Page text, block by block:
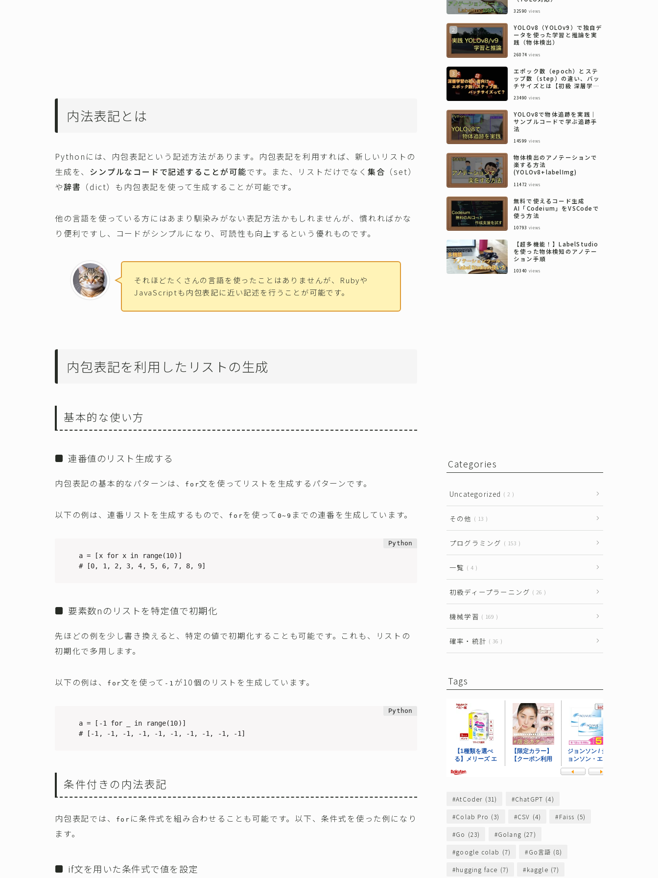
内法表記とは
Pythonには、内包表記という記述方法があります。内包表記を利用すれば、新しいリストの
生成を、 シンプルなコードで記述することが可能です。また、リストだけでなく 集合 （set）
や辞書 （dict）も内包表記を使って生成することが可能です。
他の言語を使っている方にはあまり馴染みがない表記方法かもしれませんが、慣れればかな
り便利ですし、コードがシンプルになり、可読性も向上するという優れものです。
それほどたくさんの言語を使ったことはありませんが、Rubyや
JavaScriptも内包表記に近い記述を行うことが可能です。
内包表記を利用したリストの生成
基本的な使い方
連番値のリスト生成する
内包表記の基本的なパターンは、 for文を使ってリストを生成するパターンです。
以下の例は、連番リストを生成するもので、 for を使って 0~9 までの連番を生成しています。
a = [x for x in range(10)]
# [0, 1, 2, 3, 4, 5, 6, 7, 8, 9]
要素数nのリストを特定値で初期化
先ほどの例を少し書き換えると、特定の値で初期化することも可能です。これも、リストの
初期化で多用します。
以下の例は、 for文を使って -1 が10個のリストを生成しています。
a = [-1 for _ in range(10)]
# [-1, -1, -1, -1, -1, -1, -1, -1, -1, -1]
条件付きの内法表記
内包表記では、 for に条件式を組み合わせることも可能です。以下、条件式を使った例になり
ます。
if文を用いた条件式で値を設定
32590 views
YOLOv8（YOLOv9）で独自デ
ータを使った学習と推論を実
践（物体検出）
26074 views
エポック数（epoch）とステ
ップ数（step）の違い、バッ
チサイズとは【初級 深層学習
23490 views
YOLOv8で物体追跡を実践｜
サンプルコードで学ぶ追跡手
法
14599 views
物体検出のアノテーションで
楽する方法
(YOLOv8+labelImg)
11472 views
無料で使えるコード生成
AI「Codeium」をVSCodeで
使う方法
10793 views
【超多機能！】LabelStudio
を使った物体検知のアノテー
ション手順
10340 views
Categories
Uncategorized 2
その他 13
プログラミング 153
一覧 4
初級ディープラーニング 26
機械学習 169
確率・統計 36
Tags
AtCoder (31) ChatGPT (4)
Colab Pro (3) CSV (4) Faiss (5)
Go (23) Golang (27)
google colab (7) Go言語 (8)
hugging face (7) kaggle (7)